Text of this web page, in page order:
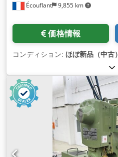
Écouflant 9,855 km
価格情報
コンディション: ほぼ新品（中古）